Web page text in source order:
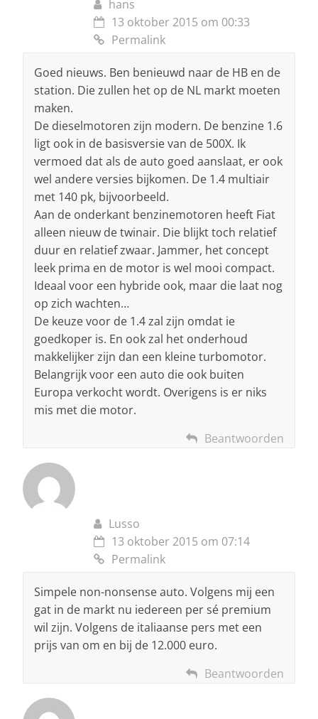
hans
13 oktober 2015 om 00:33
Permalink
Goed nieuws. Ben benieuwd naar de HB en de
station. Die zullen het op de NL markt moeten
maken.
De dieselmotoren zijn modern. De benzine 1.6
ligt ook in de basisversie van de 500X. Ik
vermoed dat als de auto goed aanslaat, er ook
wel andere versies bijkomen. De 1.4 multiair
met 140 pk, bijvoorbeeld.
Aan de onderkant benzinemotoren heeft Fiat
alleen nieuw de twinair. Die blijkt toch relatief
duur en relatief zwaar. Jammer, het concept
leek prima en de motor is wel mooi compact.
Ideaal voor een hybride ook, maar die laat nog
op zich wachten…
De keuze voor de 1.4 zal zijn omdat ie
goedkoper is. En ook zal het onderhoud
makkelijker zijn dan een kleine turbomotor.
Belangrijk voor een auto die ook buiten
Europa verkocht wordt. Overigens is er niks
mis met die motor.
Beantwoorden
Lusso
13 oktober 2015 om 07:14
Permalink
Simpele non-nonsense auto. Volgens mij een
gat in de markt nu iedereen per sé premium
wil zijn. Volgens de italiaanse pers met een
prijs van om en bij de 12.000 euro.
Beantwoorden